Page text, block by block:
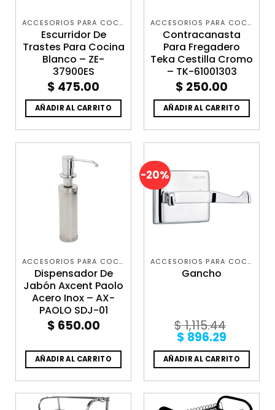
ACCESORIOS PARA COCINA
Escurridor De
Trastes Para Cocina
Blanco – ZE-
37900ES
$ 475.00
AÑADIR AL CARRITO
ACCESORIOS PARA COCINA
Contracanasta
Para Fregadero
Teka Cestilla Cromo
– TK-61001303
$ 250.00
AÑADIR AL CARRITO
ACCESORIOS PARA COCINA
Dispensador De
Jabón Axcent Paolo
Acero Inox – AX-
PAOLO SDJ-01
$ 650.00
AÑADIR AL CARRITO
-20%
ACCESORIOS PARA COCINA
Gancho
$1,115.44
Original
price
was:
$ 1,115.44.
$ 896.29
price
is:
$
AÑADIR AL CARRITO